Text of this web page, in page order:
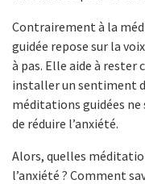
Contrairement à la
guidée repose sur la
à pas. Elle aide à
installer un sentiment
méditations guidées ne
de réduire l’anxiété.
Alors, quelles
l’anxiété ? Comment